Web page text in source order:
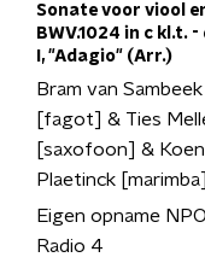
Sonate voor viool
BWV.1024 in c kl.t. -
I, "Adagio" (Arr.)
Bram van Sambeek
[fagot] & Ties
[saxofoon] & Koen
Plaetinck [marimba]
Eigen opname NPO
Radio 4